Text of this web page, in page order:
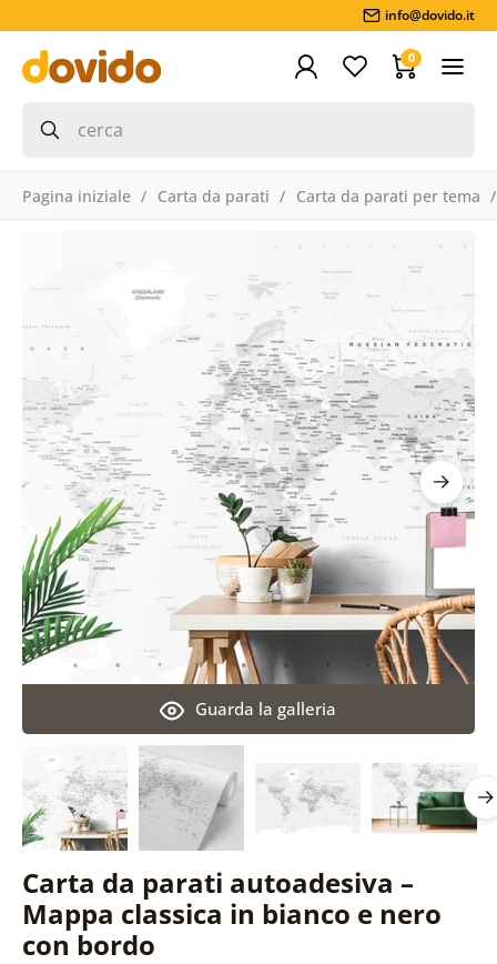
info@dovido.it
0
Pagina iniziale Carta da parati Carta da parati per tema
Carta da parati autoadesiva –
Mappa classica in bianco e nero
con bordo
Guarda la galleria